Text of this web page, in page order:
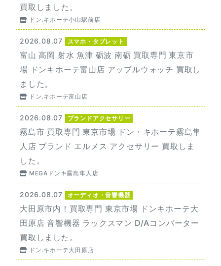
買取しました。
ドン.キホーテ小山駅前店
2026.08.07 スマホ・タブレット
富山 高岡 射水 魚津 砺波 南砺 買取専門 東京市
場 ドンキホーテ富山店 アップルウォッチ 買取し
ました。
ドン.キホーテ富山店
2026.08.07 ブランドアクセサリー
霧島市 買取専門 東京市場 ドン・キホーテ霧島隼
人店 ブランド エルメス アクセサリー 買取しま
した。
MEGAドンキ霧島隼人店
2026.08.07 オーディオ・音響機器
大田原市内！買取専門 東京市場 ドンキホーテ大
田原店 音響機器 ラックスマン D/Aコンバーター
買取しました。
ドン.キホーテ大田原店